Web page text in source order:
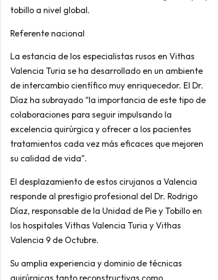
tobillo a nivel global.
Referente nacional
La estancia de los especialistas rusos en Vithas
Valencia Turia se ha desarrollado en un ambiente
de intercambio científico muy enriquecedor. El Dr.
Díaz ha subrayado “la importancia de este tipo de
colaboraciones para seguir impulsando la
excelencia quirúrgica y ofrecer a los pacientes
tratamientos cada vez más eficaces que mejoren
su calidad de vida”.
El desplazamiento de estos cirujanos a Valencia
responde al prestigio profesional del Dr. Rodrigo
Díaz, responsable de la Unidad de Pie y Tobillo en
los hospitales Vithas Valencia Turia y Vithas
Valencia 9 de Octubre.
Su amplia experiencia y dominio de técnicas
quirúrgicas tanto reconstructivas como